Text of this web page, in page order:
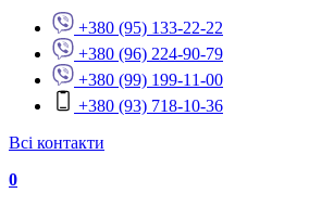
+380 (95) 133-22-22
+380 (96) 224-90-79
+380 (99) 199-11-00
+380 (93) 718-10-36
Всі контакти
0